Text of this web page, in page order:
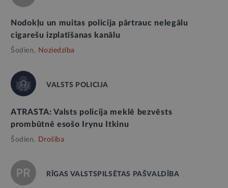
Nodokļu un muitas policija pārtrauc nelegālu
cigarešu izplatīšanas kanālu
Šodien, Noziedzība
VALSTS POLICIJA
ATRASTA: Valsts policija meklē bezvēsts
prombūtnē esošo Irynu Itkinu
Šodien, Drošība
RĪGAS VALSTSPILSĒTAS PAŠVALDĪBA